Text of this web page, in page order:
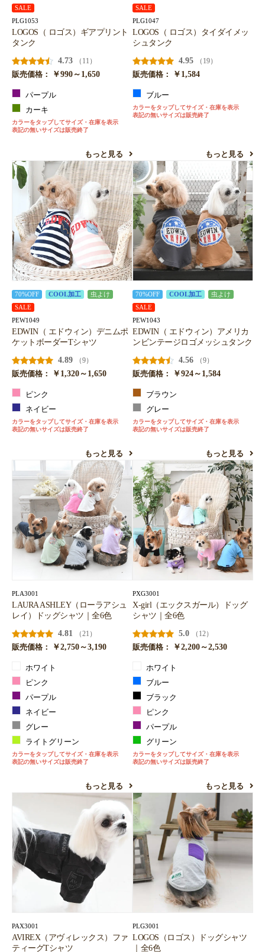
SALE
PLG1053
LOGOS（ ロゴス）ギアプリント
タンク
4.73
（11）
販売価格：
￥990～1,650
パープル
カーキ
カラーをタップしてサイズ・在庫を表示
表記の無いサイズは販売終了
もっと見る
SALE
PLG1047
LOGOS（ ロゴス）タイダイメッ
シュタンク
4.95
（19）
販売価格：
￥1,584
ブルー
カラーをタップしてサイズ・在庫を表示
表記の無いサイズは販売終了
もっと見る
70%OFF COOL加工
虫よけ
SALE
PEW1049
EDWIN（ エドウィン）デニムポ
ケットボーダーTシャツ
4.89
（9）
販売価格：
￥1,320～1,650
ピンク
ネイビー
カラーをタップしてサイズ・在庫を表示
表記の無いサイズは販売終了
もっと見る
70%OFF COOL加工
虫よけ
SALE
PEW1043
EDWIN（ エドウィン）アメリカ
ンビンテージロゴメッシュタンク
4.56
（9）
販売価格：
￥924～1,584
ブラウン
グレー
カラーをタップしてサイズ・在庫を表示
表記の無いサイズは販売終了
もっと見る
PLA3001
LAURA ASHLEY（ローラアシュ
レイ）ドッグシャツ｜全6色
4.81
（21）
販売価格：
￥2,750～3,190
ホワイト
ピンク
パープル
ネイビー
グレー
ライトグリーン
カラーをタップしてサイズ・在庫を表示
表記の無いサイズは販売終了
もっと見る
PXG3001
X-girl（エックスガール）ドッグ
シャツ｜全6色
5.0
（12）
販売価格：
￥2,200～2,530
ホワイト
ブルー
ブラック
ピンク
パープル
グリーン
カラーをタップしてサイズ・在庫を表示
表記の無いサイズは販売終了
もっと見る
PAX3001
AVIREX（アヴィレックス）ファ
ティーグTシャツ
PLG3001
LOGOS（ロゴス）ドッグシャツ
｜全6色
カートへ進む